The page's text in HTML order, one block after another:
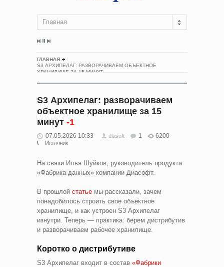
Главная
ГЛАВНАЯ
S3 АРХИПЕЛАГ: РАЗВОРАЧИВАЕМ ОБЪЕКТНОЕ
ХРАНИЛИЩЕ ЗА 15 МИНУТ
S3 Архипелаг: разворачиваем
объектное хранилище за 15
минут -1
07.05.2026 10:33 diasoft 1
6200
Источник
На связи Илья Шуйков, руководитель продукта
«Фабрика данных» компании Диасофт.
В прошлой статье мы рассказали, зачем
понадобилось строить свое объектное
хранилище, и как устроен S3 Архипелаг
изнутри. Теперь — практика: берем дистрибутив
и разворачиваем рабочее хранилище.
Коротко о дистрибутиве
S3 Архипелаг входит в состав «Фабрики